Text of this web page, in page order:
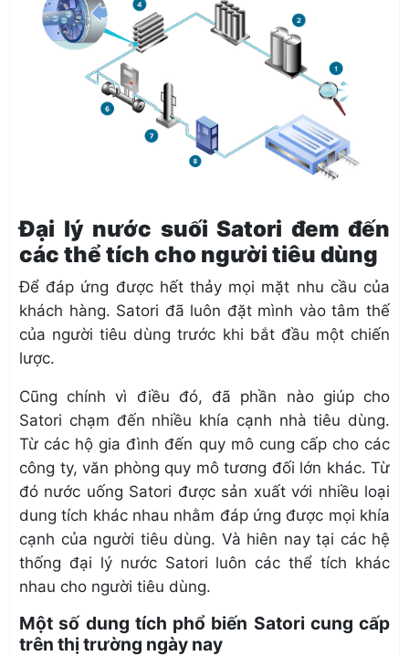
Đại lý nước suối Satori đem đến
các thể tích cho người tiêu dùng
Để đáp ứng được hết thảy mọi mặt nhu cầu của
khách hàng. Satori đã luôn đặt mình vào tâm thế
của người tiêu dùng trước khi bắt đầu một chiến
lược.
Cũng chính vì điều đó, đã phần nào giúp cho
Satori chạm đến nhiều khía cạnh nhà tiêu dùng.
Từ các hộ gia đình đến quy mô cung cấp cho các
công ty, văn phòng quy mô tương đối lớn khác. Từ
đó nước uống Satori được sản xuất với nhiều loại
dung tích khác nhau nhằm đáp ứng được mọi khía
cạnh của người tiêu dùng. Và hiên nay tại các hệ
thống đại lý nước Satori luôn các thể tích khác
nhau cho người tiêu dùng.
Một số dung tích phổ biến Satori cung cấp
trên thị trường ngày nay